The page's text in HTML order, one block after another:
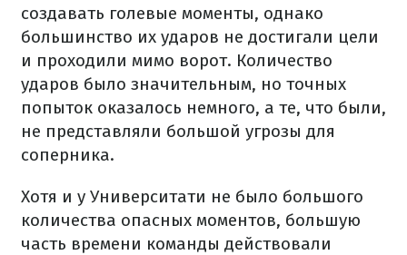
создавать голевые моменты, однако
большинство их ударов не достигали цели
и проходили мимо ворот. Количество
ударов было значительным, но точных
попыток оказалось немного, а те, что были,
не представляли большой угрозы для
соперника.
Хотя и у Университати не было большого
количества опасных моментов, большую
часть времени команды действовали